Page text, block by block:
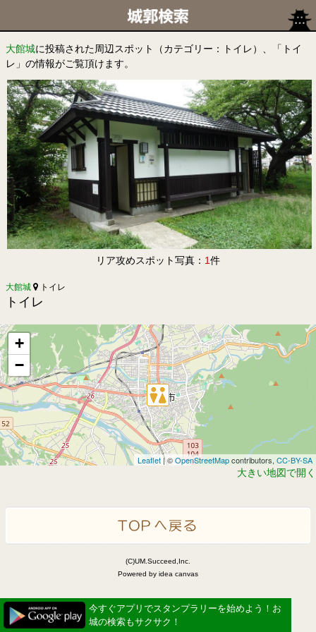
大館城に投稿された周辺スポット（カテゴリー：トイレ）、「トイ
レ」の情報がご覧頂けます。
リア攻めスポット写真： 1件
大館城 トイレ
トイレ
+
−
Leaflet| ©OpenStreetMapcontributors, CC-BY-SA
大きい地図で開く
(C)UM.Succeed,Inc.
Powered by idea canvas
今すぐアプリでスタンプラリーを始めよう！お
城の検索もサクサク！